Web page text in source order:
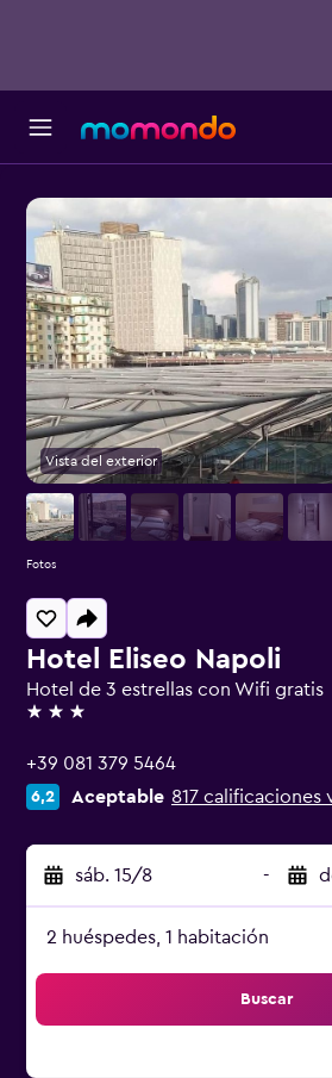
Hotel Eliseo Napoli
Hotel de 3 estrellas con Wifi gratis
3 estrellas
+39 081 379 5464
6,2 Aceptable 817 calificaciones
sáb. 15/8 -
2 huéspedes, 1 habitación
Buscar
Vista del exterior
Fotos